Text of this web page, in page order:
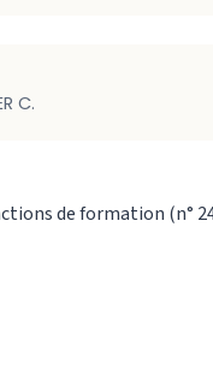
C.
de formation (n°